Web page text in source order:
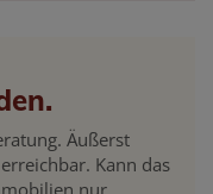
Äußerst
Kann das
nur